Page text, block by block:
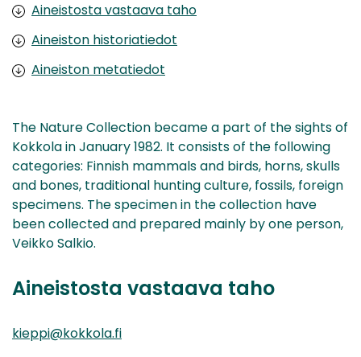
Aineistosta vastaava taho
Aineiston historiatiedot
Aineiston metatiedot
The Nature Collection became a part of the sights of
Kokkola in January 1982. It consists of the following
categories: Finnish mammals and birds, horns, skulls
and bones, traditional hunting culture, fossils, foreign
specimens. The specimen in the collection have
been collected and prepared mainly by one person,
Veikko Salkio.
Aineistosta vastaava taho
kieppi@kokkola.fi